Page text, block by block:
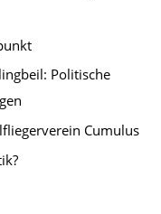
Politische
Cumulus